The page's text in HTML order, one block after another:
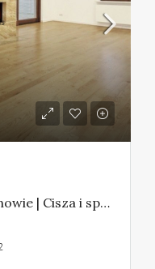
ENG | Blisko Pałacu w Wilanowie | Cisza i spokój